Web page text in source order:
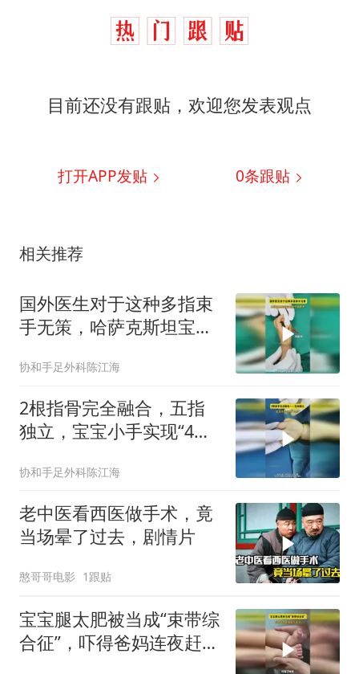
目前还没有跟贴，欢迎您发表观点
打开APP发贴 0条跟贴
相关推荐
国外医生对于这种多指束
手无策，哈萨克斯坦宝宝
协和手足外科陈江海
2根指骨完全融合，五指
独立，宝宝小手实现“4变
协和手足外科陈江海
老中医看西医做手术，竟
当场晕了过去，剧情片
憨哥哥电影 1跟贴
宝宝腿太肥被当成“束带综
合征”，吓得爸妈连夜赶往